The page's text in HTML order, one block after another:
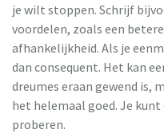
je wilt stoppen. Schrijf
voordelen, zoals een
afhankelijkheid. Als je
dan consequent. Het kan
dreumes eraan gewend is,
het helemaal goed. Je
proberen.